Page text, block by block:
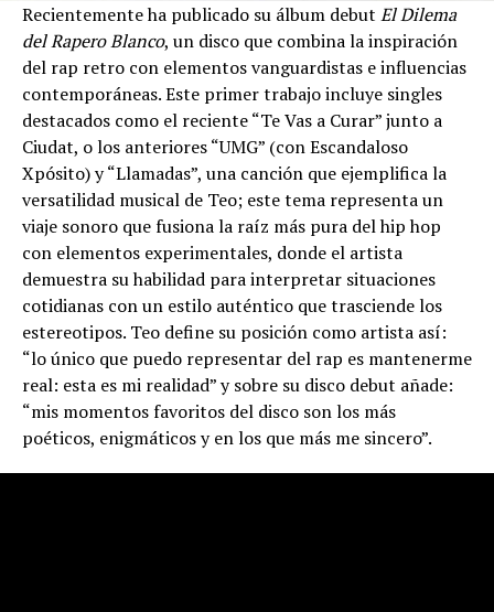
Recientemente ha publicado su álbum debut El Dilema
del Rapero Blanco, un disco que combina la inspiración
del rap retro con elementos vanguardistas e influencias
contemporáneas. Este primer trabajo incluye singles
destacados como el reciente “Te Vas a Curar” junto a
Ciudat, o los anteriores “UMG” (con Escandaloso
Xpósito) y “Llamadas”, una canción que ejemplifica la
versatilidad musical de Teo; este tema representa un
viaje sonoro que fusiona la raíz más pura del hip hop
con elementos experimentales, donde el artista
demuestra su habilidad para interpretar situaciones
cotidianas con un estilo auténtico que trasciende los
estereotipos. Teo define su posición como artista así:
“lo único que puedo representar del rap es mantenerme
real: esta es mi realidad” y sobre su disco debut añade:
“mis momentos favoritos del disco son los más
poéticos, enigmáticos y en los que más me sincero”.